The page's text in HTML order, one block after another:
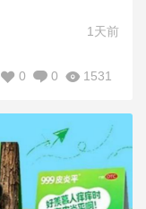
1天前
1531
0
0